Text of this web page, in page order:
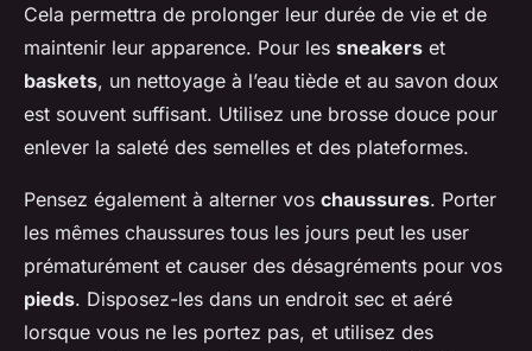
Cela permettra de prolonger leur durée de vie et de
maintenir leur apparence. Pour les sneakers et
baskets, un nettoyage à l’eau tiède et au savon doux
est souvent suffisant. Utilisez une brosse douce pour
enlever la saleté des semelles et des plateformes.
Pensez également à alterner vos chaussures. Porter
les mêmes chaussures tous les jours peut les user
prématurément et causer des désagréments pour vos
pieds. Disposez-les dans un endroit sec et aéré
lorsque vous ne les portez pas, et utilisez des